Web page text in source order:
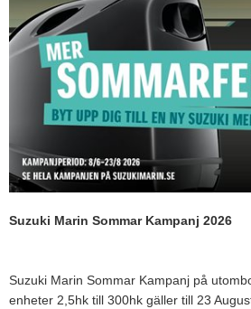
Honda - Elverk & Pumpar
Tohatsu - Utombordare
Minn Kota - elmotorer
TK Trailer
Volvo Penta Servicedelar
Yanmar Servicedelar
Lowrance
Suzuki Marin Sommar Kampanj 2026
Suzuki Marin Sommar Kampanj på
enheter 2,5hk till 300hk gäller till 23